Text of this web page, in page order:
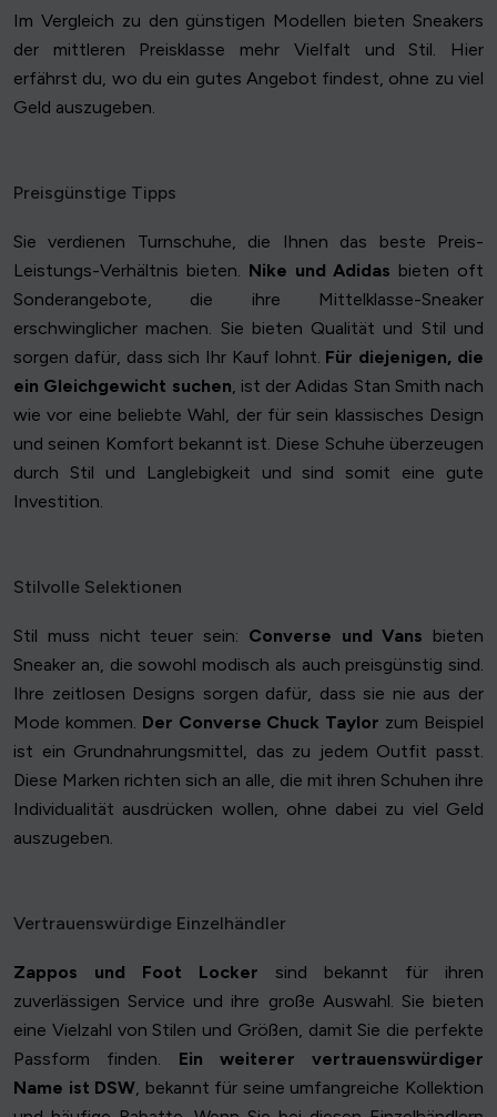
Im Vergleich zu den günstigen Modellen bieten Sneakers
der mittleren Preisklasse mehr Vielfalt und Stil. Hier
erfährst du, wo du ein gutes Angebot findest, ohne zu viel
Geld auszugeben.
Preisgünstige Tipps
Sie verdienen Turnschuhe, die Ihnen das beste Preis-
Leistungs-Verhältnis bieten. Nike und Adidas bieten oft
Sonderangebote, die ihre Mittelklasse-Sneaker
erschwinglicher machen. Sie bieten Qualität und Stil und
sorgen dafür, dass sich Ihr Kauf lohnt. Für diejenigen, die
ein Gleichgewicht suchen, ist der Adidas Stan Smith nach
wie vor eine beliebte Wahl, der für sein klassisches Design
und seinen Komfort bekannt ist. Diese Schuhe überzeugen
durch Stil und Langlebigkeit und sind somit eine gute
Investition.
Stilvolle Selektionen
Stil muss nicht teuer sein: Converse und Vans bieten
Sneaker an, die sowohl modisch als auch preisgünstig sind.
Ihre zeitlosen Designs sorgen dafür, dass sie nie aus der
Mode kommen. Der Converse Chuck Taylor zum Beispiel
ist ein Grundnahrungsmittel, das zu jedem Outfit passt.
Diese Marken richten sich an alle, die mit ihren Schuhen ihre
Individualität ausdrücken wollen, ohne dabei zu viel Geld
auszugeben.
Vertrauenswürdige Einzelhändler
Zappos und Foot Locker sind bekannt für ihren
zuverlässigen Service und ihre große Auswahl. Sie bieten
eine Vielzahl von Stilen und Größen, damit Sie die perfekte
Passform finden. Ein weiterer vertrauenswürdiger
Name ist DSW, bekannt für seine umfangreiche Kollektion